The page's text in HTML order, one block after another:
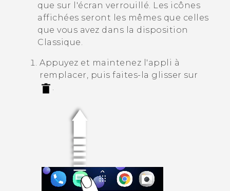
que sur l'écran verrouillé. Les icônes
affichées seront les mêmes que celles
que vous avez dans la disposition
Classique.
Appuyez et maintenez l'appli à
remplacer, puis faites-la glisser sur
.